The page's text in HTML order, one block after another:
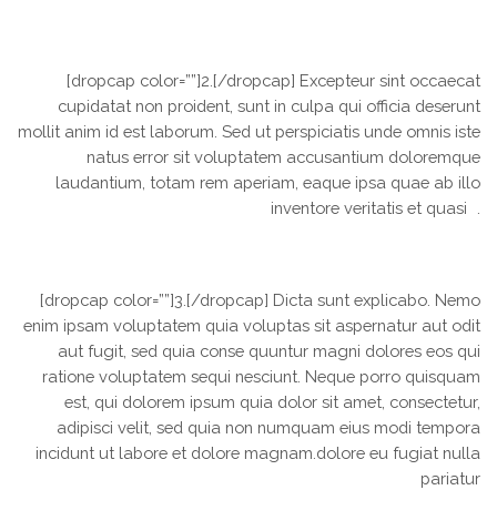
[dropcap color=””]2.[/dropcap] Excepteur sint occaecat
cupidatat non proident, sunt in culpa qui officia deserunt
mollit anim id est laborum. Sed ut perspiciatis unde omnis iste
natus error sit voluptatem accusantium doloremque
laudantium, totam rem aperiam, eaque ipsa quae ab illo
inventore veritatis et quasi .
[dropcap color=””]3.[/dropcap] Dicta sunt explicabo. Nemo
enim ipsam voluptatem quia voluptas sit aspernatur aut odit
aut fugit, sed quia conse quuntur magni dolores eos qui
ratione voluptatem sequi nesciunt. Neque porro quisquam
est, qui dolorem ipsum quia dolor sit amet, consectetur,
adipisci velit, sed quia non numquam eius modi tempora
incidunt ut labore et dolore magnam.dolore eu fugiat nulla
pariatur